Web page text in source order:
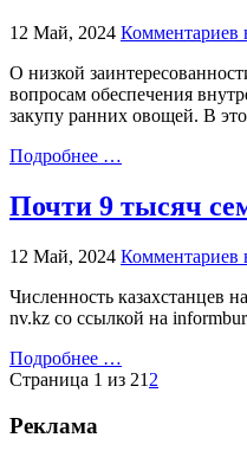
12 Май, 2024 Комментариев
О низкой
вопросам обеспечения
закупу ранних овощей. В
Подробнее …
Почти 9 тысяч
12 Май, 2024 Комментариев
Численность казахстанцев
nv.kz со ссылкой на
Подробнее …
Страница 1 из 21 2
Реклама